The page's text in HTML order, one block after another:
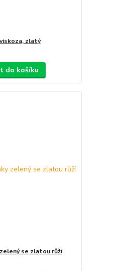
zlatý
do košíku
se zlatou růží